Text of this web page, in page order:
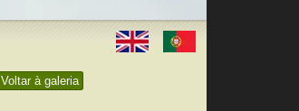
Voltar à galeria